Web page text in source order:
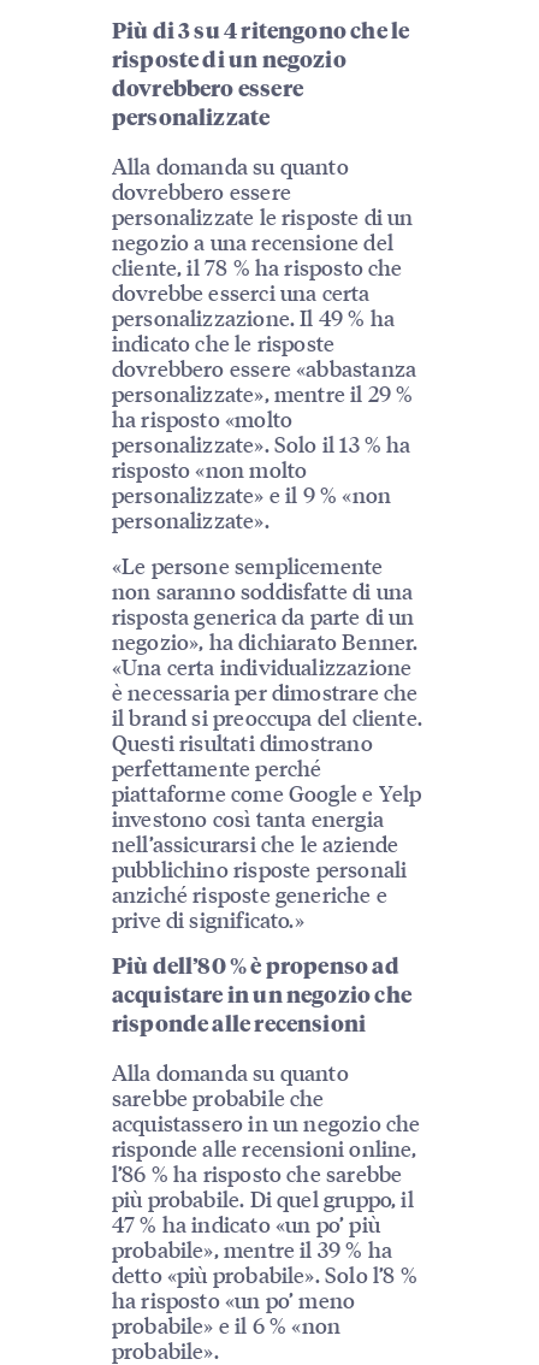
Più di 3 su 4 ritengono che le
risposte di un negozio
dovrebbero essere
personalizzate
Alla domanda su quanto
dovrebbero essere
personalizzate le risposte di un
negozio a una recensione del
cliente, il 78 % ha risposto che
dovrebbe esserci una certa
personalizzazione. Il 49 % ha
indicato che le risposte
dovrebbero essere «abbastanza
personalizzate», mentre il 29 %
ha risposto «molto
personalizzate». Solo il 13 % ha
risposto «non molto
personalizzate» e il 9 % «non
personalizzate».
«Le persone semplicemente
non saranno soddisfatte di una
risposta generica da parte di un
negozio», ha dichiarato Benner.
«Una certa individualizzazione
è necessaria per dimostrare che
il brand si preoccupa del cliente.
Questi risultati dimostrano
perfettamente perché
piattaforme come Google e Yelp
investono così tanta energia
nell’assicurarsi che le aziende
pubblichino risposte personali
anziché risposte generiche e
prive di significato.»
Più dell’80 % è propenso ad
acquistare in un negozio che
risponde alle recensioni
Alla domanda su quanto
sarebbe probabile che
acquistassero in un negozio che
risponde alle recensioni online,
l’86 % ha risposto che sarebbe
più probabile. Di quel gruppo, il
47 % ha indicato «un po’ più
probabile», mentre il 39 % ha
detto «più probabile». Solo l’8 %
ha risposto «un po’ meno
probabile» e il 6 % «non
probabile».